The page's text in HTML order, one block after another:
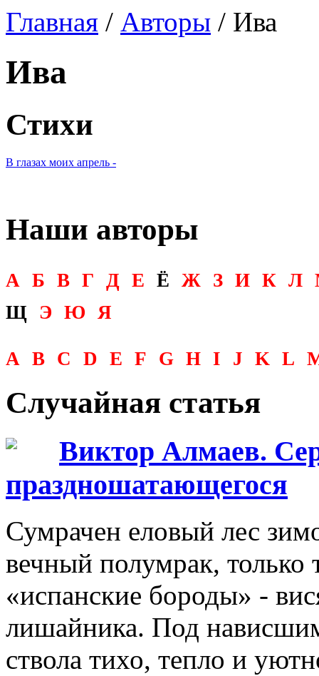
Главная / Авторы / Ива
Ива
Стихи
В глазах моих апрель -
Наши авторы
А Б В Г Д Е Ё Ж З И К Л
Щ
Э Ю Я
A B C D E F G H I J K L
Случайная статья
Виктор Алмаев.
праздношатающегося
Сумрачен еловый лес
вечный полумрак, только
«испанские бороды» -
лишайника. Под
ствола тихо, тепло и